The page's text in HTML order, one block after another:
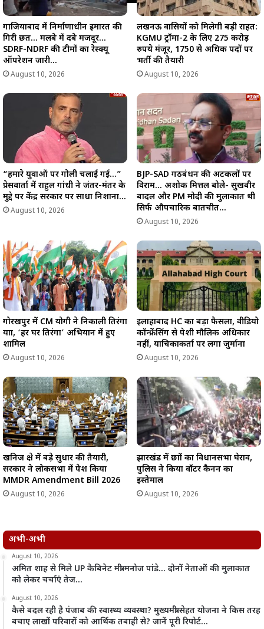
गाजियाबाद में निर्माणाधीन इमारत की
गिरी छत… मलबे में दबे मजदूर…
SDRF-NDRF की टीमों का रेस्क्यू
ऑपरेशन जारी…
August 10, 2026
लखनऊ वासियों को मिलेगी बड़ी राहत:
KGMU ट्रॉमा-2 के लिए 275 करोड़
रुपये मंजूर, 1750 से अधिक पदों पर
भर्ती की तैयारी
August 10, 2026
“हमारे युवाओं पर गोली चलाई गई…”
प्रेसवार्ता में राहुल गांधी ने जंतर-मंतर के
मुद्दे पर केंद्र सरकार पर साधा निशाना…
August 10, 2026
BJP-SAD गठबंधन की अटकलों पर
विराम… अशोक मित्तल बोले- सुखबीर
बादल और PM मोदी की मुलाकात थी
सिर्फ औपचारिक बातचीत…
August 10, 2026
गोरखपुर में CM योगी ने निकाली तिरंगा
यात्रा, ‘हर घर तिरंगा’ अभियान में हुए
शामिल
August 10, 2026
इलाहाबाद HC का बड़ा फैसला, वीडियो
कॉन्फ्रेंसिंग से पेशी मौलिक अधिकार
नहीं, याचिकाकर्ता पर लगा जुर्माना
August 10, 2026
खनिज क्षेत्र में बड़े सुधार की तैयारी,
सरकार ने लोकसभा में पेश किया
MMDR Amendment Bill 2026
August 10, 2026
झारखंड में छात्रों का विधानसभा घेराव,
पुलिस ने किया वॉटर कैनन का
इस्तेमाल
August 10, 2026
अभी-अभी
August 10, 2026
अमित शाह से मिले UP कैबिनेट मंत्री मनोज पांडे… दोनों नेताओं की मुलाकात
को लेकर चर्चाएं तेज…
August 10, 2026
कैसे बदल रही है पंजाब की स्वास्थ्य व्यवस्था? मुख्यमंत्री सेहत योजना ने किस तरह
बचाए लाखों परिवारों को आर्थिक तबाही से? जानें पूरी रिपोर्ट…